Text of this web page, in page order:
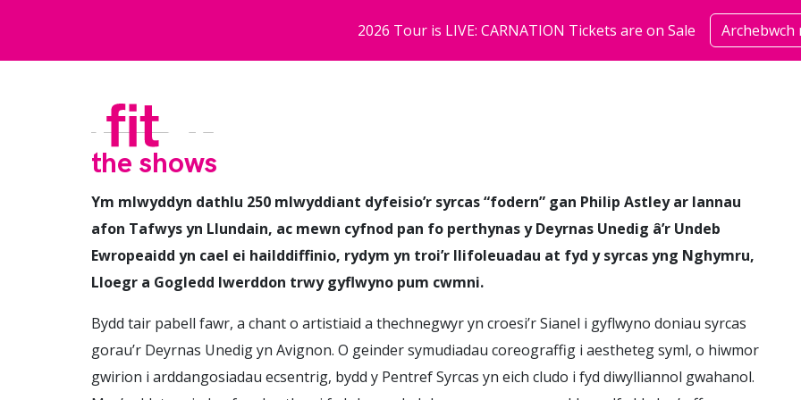
2026 Tour is LIVE: CARNATION Tickets are on Sale
Archebwch
the shows
Ym mlwyddyn dathlu 250 mlwyddiant dyfeisio’r syrcas “fodern” gan Philip Astley ar lannau
afon Tafwys yn Llundain, ac mewn cyfnod pan fo perthynas y Deyrnas Unedig â’r Undeb
Ewropeaidd yn cael ei hailddiffinio, rydym yn troi’r llifoleuadau at fyd y syrcas yng Nghymru,
Lloegr a Gogledd Iwerddon trwy gyflwyno pum cwmni.
Bydd tair pabell fawr, a chant o artistiaid a thechnegwyr yn croesi’r Sianel i gyflwyno doniau syrcas
gorau’r Deyrnas Unedig yn Avignon. O geinder symudiadau coreograffig i aestheteg syml, o hiwmor
gwirion i arddangosiadau ecsentrig, bydd y Pentref Syrcas yn eich cludo i fyd diwylliannol gwahanol.